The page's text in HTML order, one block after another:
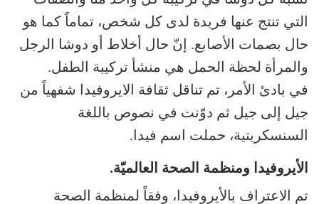
التي تنتج عنها فريدة لدى كل شخص، تماماً كما هو
حال بصمات الأصابع. إنّ حال أخلاط أو دوشا الرجل
والمرأة لحظة الحمل هي منشأ تركيبة الطفل.
في بادئ الأمر، تم تناقل ثقافة الايروفيدا شفهياً من
جيل إلى جيل ثم دوّنت في نصوص باللغة
السنسكريتية، حملت اسم فيدا.
الأيروفيدا ومنظمة الصحة العالميّة.
تم الاعتراف بالأيروفيدا، وفقاً لمنظمة الصحة